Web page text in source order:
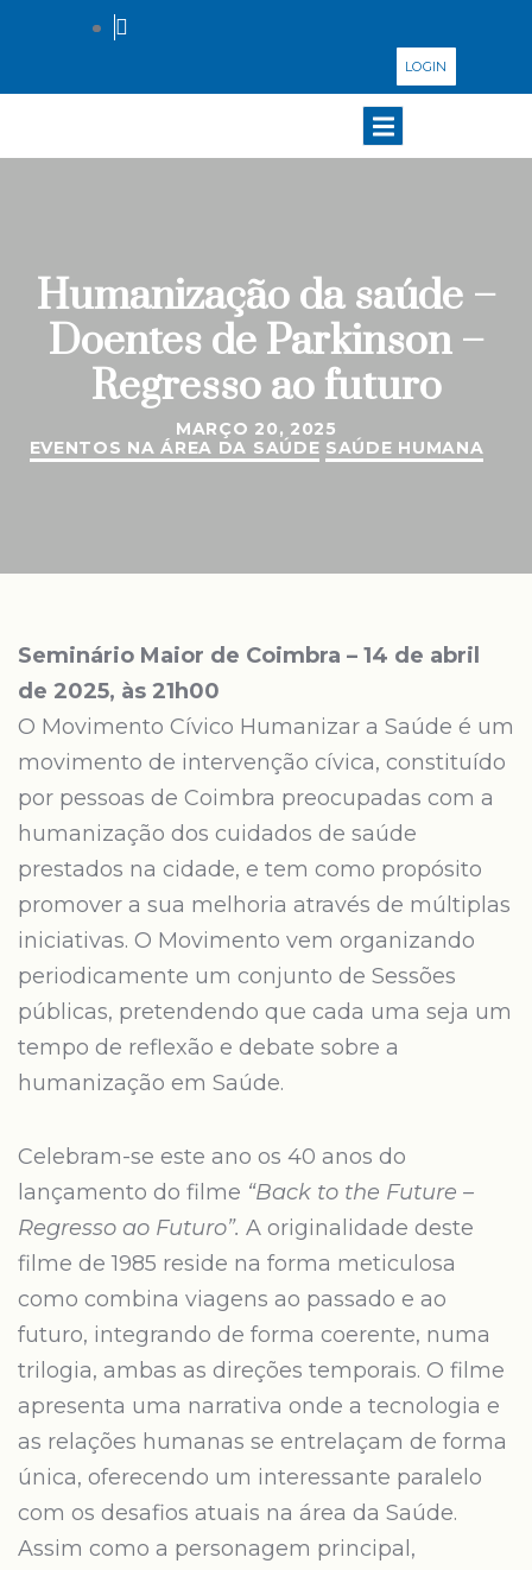
LOGIN
Humanização da saúde –
Doentes de Parkinson –
Regresso ao futuro
MARÇO 20, 2025
EVENTOS NA ÁREA DA SAÚDE SAÚDE HUMANA
Seminário Maior de Coimbra – 14 de abril
de 2025, às 21h00
O Movimento Cívico Humanizar a Saúde é um
movimento de intervenção cívica, constituído
por pessoas de Coimbra preocupadas com a
humanização dos cuidados de saúde
prestados na cidade, e tem como propósito
promover a sua melhoria através de múltiplas
iniciativas. O Movimento vem organizando
periodicamente um conjunto de Sessões
públicas, pretendendo que cada uma seja um
tempo de reflexão e debate sobre a
humanização em Saúde.
Celebram-se este ano os 40 anos do
lançamento do filme “Back to the Future –
Regresso ao Futuro”. A originalidade deste
filme de 1985 reside na forma meticulosa
como combina viagens ao passado e ao
futuro, integrando de forma coerente, numa
trilogia, ambas as direções temporais. O filme
apresenta uma narrativa onde a tecnologia e
as relações humanas se entrelaçam de forma
única, oferecendo um interessante paralelo
com os desafios atuais na área da Saúde.
Assim como a personagem principal,